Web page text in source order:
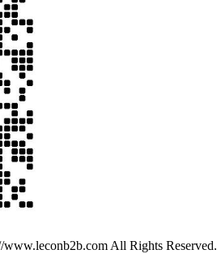
All Rights Reserved.